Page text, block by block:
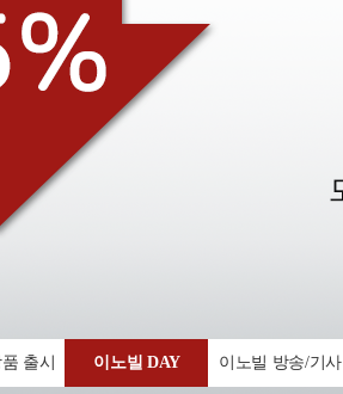
출시 이노빌 DAY 이노빌 방송/기사